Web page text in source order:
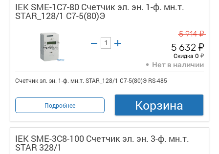
IEK SME-1C7-80 Счетчик эл. эн. 1-ф. мн.т.
STAR_128/1 С7-5(80)Э
5 914у
5 632 у
Скидка 0 у
Нет в наличии
Счетчик эл. эн. 1-ф. мн.т. STAR_128/1 С7-5(80)Э RS-485
Подробнее Корзина
IEK SME-3C8-100 Счетчик эл. эн. 3-ф. мн.т.
STAR 328/1